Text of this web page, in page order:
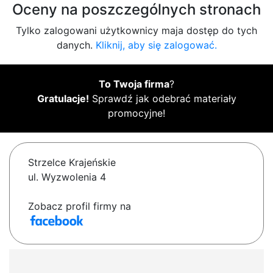
Oceny na poszczególnych stronach
Tylko zalogowani użytkownicy maja dostęp do tych
danych. Kliknij, aby się zalogować.
To Twoja firma?
Gratulacje! Sprawdź jak odebrać materiały
promocyjne!
Strzelce Krajeńskie
ul. Wyzwolenia 4
Zobacz profil firmy na